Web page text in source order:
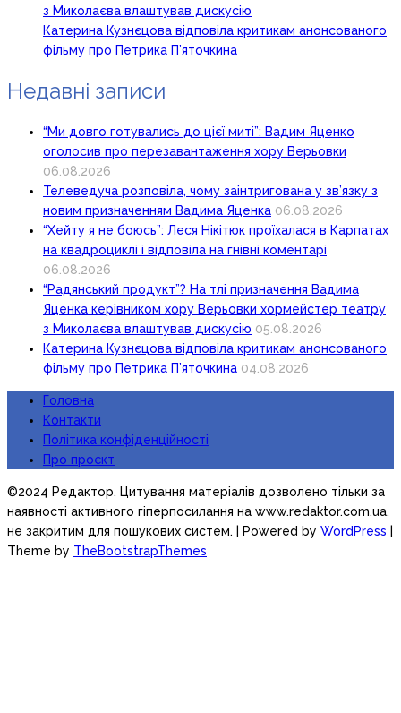
з Миколаєва влаштував дискусію
Катерина Кузнєцова відповіла критикам анонсованого
фільму про Петрика П’яточкина
Недавні записи
“Ми довго готувались до цієї миті”: Вадим Яценко
оголосив про перезавантаження хору Верьовки
06.08.2026
Телеведуча розповіла, чому заінтригована у зв’язку з
новим призначенням Вадима Яценка 06.08.2026
“Хейту я не боюсь”: Леся Нікітюк проїхалася в Карпатах
на квадроциклі і відповіла на гнівні коментарі
06.08.2026
“Радянський продукт”? На тлі призначення Вадима
Яценка керівником хору Верьовки хормейстер театру
з Миколаєва влаштував дискусію 05.08.2026
Катерина Кузнєцова відповіла критикам анонсованого
фільму про Петрика П’яточкина 04.08.2026
Головна
Контакти
Політика конфіденційності
Про проєкт
©2024 Редактор. Цитування матеріалів дозволено тільки за
наявності активного гіперпосилання на www.redaktor.com.ua,
не закритим для пошукових систем. | Powered by WordPress
Theme by TheBootstrapThemes